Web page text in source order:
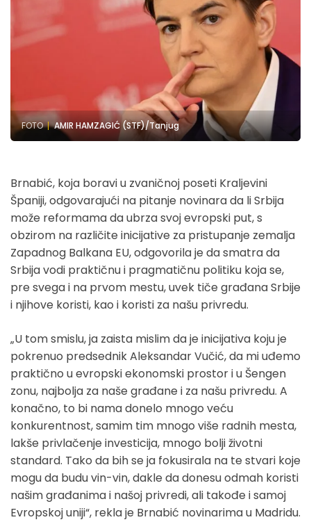
FOTO AMIR HAMZAGIĆ (STF)/Tanjug
Brnabić, koja boravi u zvaničnoj poseti Kraljevini
Španiji, odgovarajući na pitanje novinara da li Srbija
može reformama da ubrza svoj evropski put, s
obzirom na različite inicijative za pristupanje zemalja
Zapadnog Balkana EU, odgovorila je da smatra da
Srbija vodi praktičnu i pragmatičnu politiku koja se,
pre svega i na prvom mestu, uvek tiče građana Srbije
i njihove koristi, kao i koristi za našu privredu.
„U tom smislu, ja zaista mislim da je inicijativa koju je
pokrenuo predsednik Aleksandar Vučić, da mi uđemo
praktično u evropski ekonomski prostor i u Šengen
zonu, najbolja za naše građane i za našu privredu. A
konačno, to bi nama donelo mnogo veću
konkurentnost, samim tim mnogo više radnih mesta,
lakše privlačenje investicija, mnogo bolji životni
standard. Tako da bih se ja fokusirala na te stvari koje
mogu da budu vin-vin, dakle da donesu odmah koristi
našim građanima i našoj privredi, ali takođe i samoj
Evropskoj uniji“, rekla je Brnabić novinarima u Madridu.